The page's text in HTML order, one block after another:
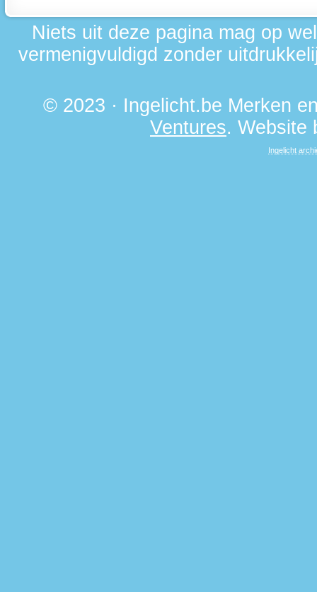
Niets uit deze pagina mag op
vermenigvuldigd zonder
© 2023 · Ingelicht.be Merken
Ventures. Website
Ingelicht